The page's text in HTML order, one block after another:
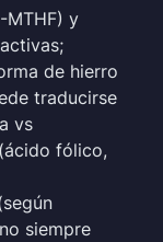
MTHF) y
de hierro
traducirse
vs
fólico,
siempre